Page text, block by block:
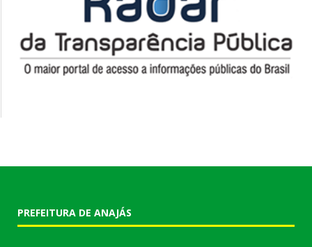
PREFEITURA DE ANAJÁS